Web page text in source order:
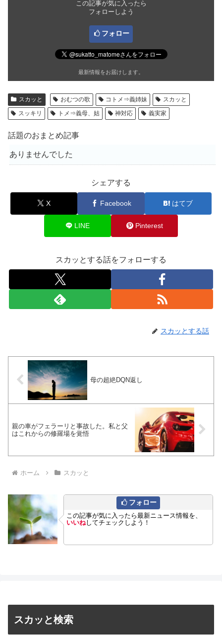
この記事が気に入ったら
フォローしよう
フォロー
最新情報をお届けします。
スカッと おむつの歌 コトメ⇒義姉妹
スカッと
スッキリ
トメ⇒義母、姑 神対応 義実家
話題のおまとめ記事
ありませんでした
シェアする
X Facebook はてブ
LINE Pinterest
スカッとする話をフォローする
スカッとする話
母の超絶DQN返し
親の車がフェラーリと事故した。私と父
はこれからの修羅場を覚悟
ホーム スカッと
フォロー
この記事が気に入ったら最新ニュース情報を、
いいねしてチェックしよう！
スカッと検索